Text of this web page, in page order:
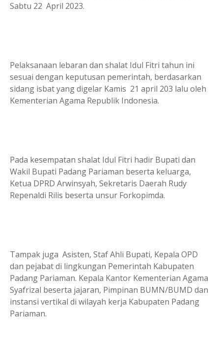
Sabtu 22 April 2023.
Pelaksanaan lebaran dan shalat Idul Fitri tahun ini
sesuai dengan keputusan pemerintah, berdasarkan
sidang isbat yang digelar Kamis 21 april 203 lalu oleh
Kementerian Agama Republik Indonesia.
Pada kesempatan shalat Idul Fitri hadir Bupati dan
Wakil Bupati Padang Pariaman beserta keluarga,
Ketua DPRD Arwinsyah, Sekretaris Daerah Rudy
Repenaldi Rilis beserta unsur Forkopimda.
Tampak juga Asisten, Staf Ahli Bupati, Kepala OPD
dan pejabat di lingkungan Pemerintah Kabupaten
Padang Pariaman. Kepala Kantor Kementerian Agama
Syafrizal beserta jajaran, Pimpinan BUMN/BUMD dan
instansi vertikal di wilayah kerja Kabupaten Padang
Pariaman.